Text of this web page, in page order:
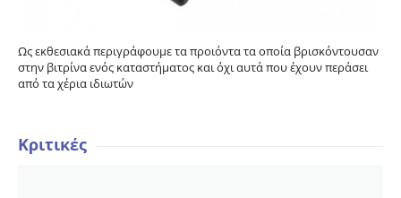
Ως εκθεσιακά περιγράφουμε τα προιόντα τα οποία βρισκόντουσαν
στην βιτρίνα ενός καταστήματος και όχι αυτά που έχουν περάσει
από τα χέρια ιδιωτών
Κριτικές